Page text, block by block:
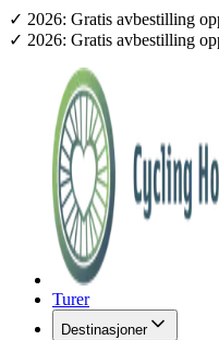
✓ 2026: Gratis avbestilling
✓ 2026: Gratis avbestilling
Turer
Destinasjoner